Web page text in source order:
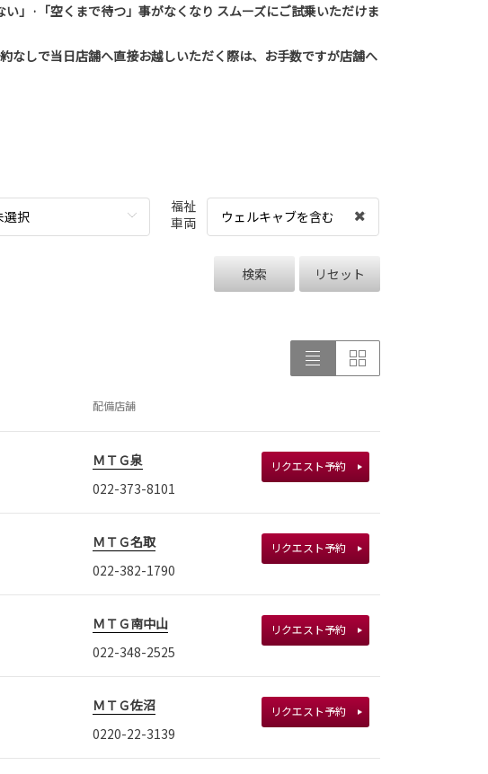
」·「空くまで待つ」事がなくなり スムーズにご試乗いただけま
なしで当日店舗へ直接お越しいただく際は、お手数ですが店舗へ
選択
福祉
車両
ウェルキャブを含む
検索 リセット
配備店舗
ＭＴＧ泉
022-373-8101
リクエスト予約
ＭＴＧ名取
022-382-1790
リクエスト予約
ＭＴＧ南中山
022-348-2525
リクエスト予約
ＭＴＧ佐沼
0220-22-3139
リクエスト予約